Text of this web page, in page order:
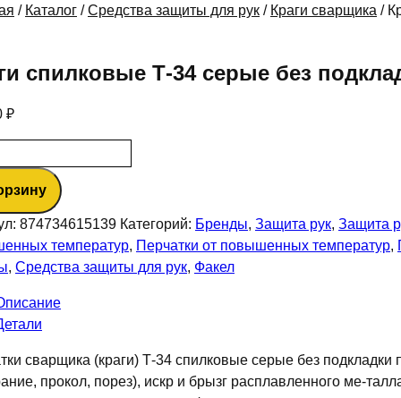
/ Каталог /Средства защиты для рук / Краги сварщика /
спилковые Т-34 серые без
₽
874734615139 Категорий: Бренды, Защита рук, Защита
температур, Перчатки от повышенных температур,
, Средства защиты для рук, Факел
сварщика (краги) Т-34 спилковые серые без
прокол, порез), искр и брызг расплавленного ме-